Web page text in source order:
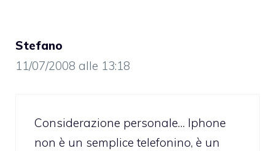
Stefano
11/07/2008 alle 13:18
Considerazione personale… Iphone
non è un semplice telefonino, è un